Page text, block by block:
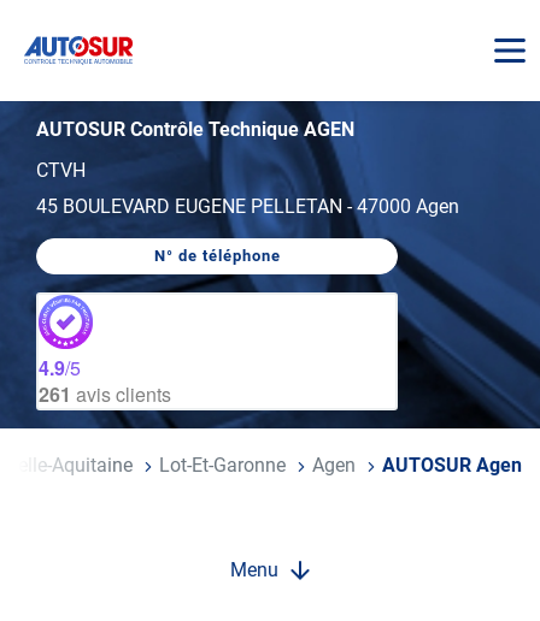
AUTOSUR Contrôle Technique AGEN
CTVH
45 BOULEVARD EUGENE PELLETAN -47000 Agen
N° de téléphone
AFFICHER
LE
AGEN
4.9/5
261 avis clients
Aquitaine Lot-Et-Garonne Agen AUTOSUR Agen
Menu